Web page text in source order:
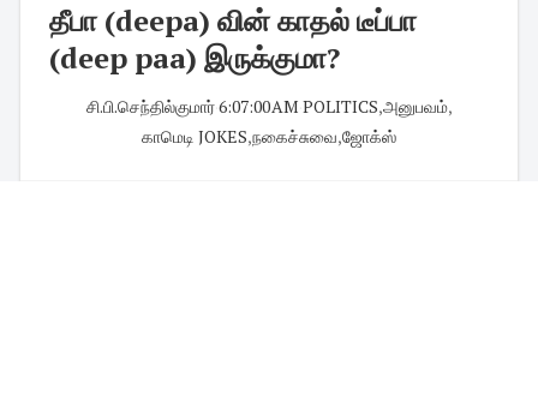
தீபா (deepa) வின் காதல் டீப்பா
(deep paa) இருக்குமா?
சி.பி.செந்தில்குமார்·6:07:00 AM POLITICS,அனுபவம்,
காமெடி JOKES,நகைச்சுவை,ஜோக்ஸ்